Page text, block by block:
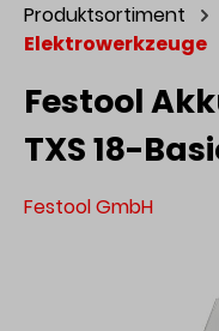
Produktsortiment
Elektrowerkzeuge
Festool
TXS 18-
Festool GmbH